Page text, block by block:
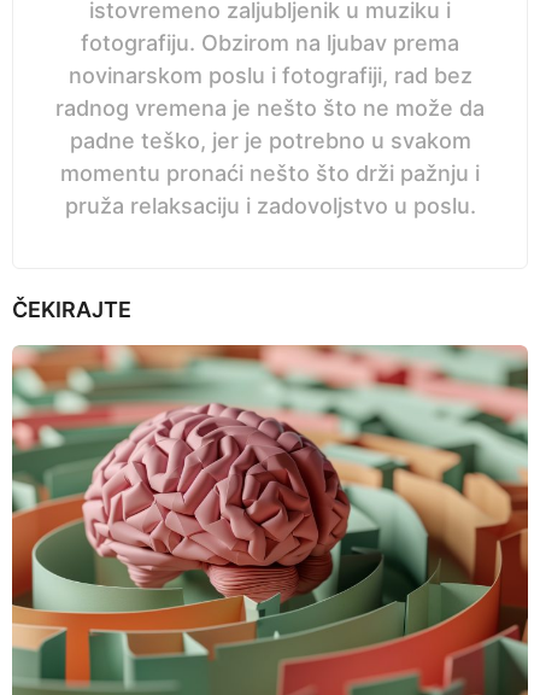
istovremeno zaljubljenik u muziku i
fotografiju. Obzirom na ljubav prema
novinarskom poslu i fotografiji, rad bez
radnog vremena je nešto što ne može da
padne teško, jer je potrebno u svakom
momentu pronaći nešto što drži pažnju i
pruža relaksaciju i zadovoljstvo u poslu.
ČEKIRAJTE